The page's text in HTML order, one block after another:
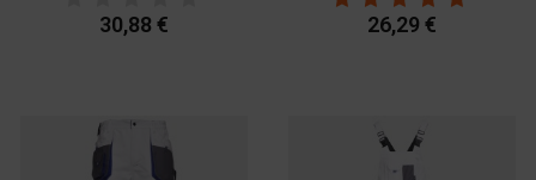
30,88 € 26,29 €